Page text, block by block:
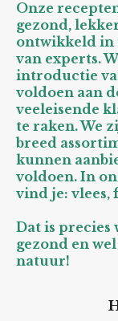
Onze
gezond,
ontwikkeld in
van experts.
introductie
voldoen aan
veeleisende
te raken. We
breed
kunnen
voldoen. In
vind je:
Dat is precies
gezond en
natuur!